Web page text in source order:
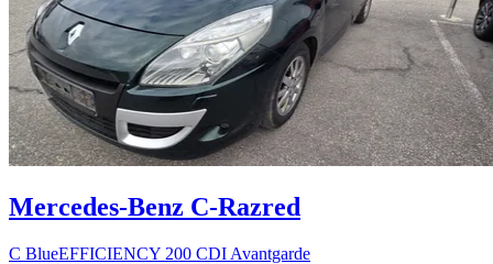
Mercedes-Benz C-Razred
C BlueEFFICIENCY 200 CDI Avantgarde